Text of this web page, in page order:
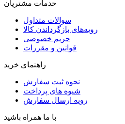
خدمات مشتریان
سوالات متداول
رویه‌های بازگرداندن کالا
حریم خصوصی
قوانین و مقررات
راهنمای خرید
نحوه ثبت سفارش
شیوه های پرداخت
رویه ارسال سفارش
با ما همراه باشید